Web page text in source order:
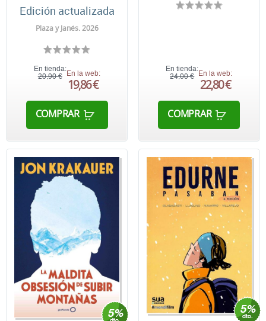
Edición actualizada
Plaza y Janés. 2026
En tienda:
20,90 € En la web:
19,86 €
COMPRAR
En tienda:
24,00 €
En la web:
22,80 €
COMPRAR